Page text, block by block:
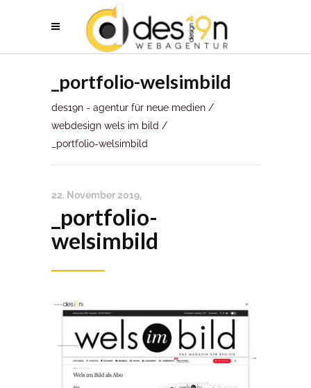
_portfolio-welsimbild
des19n - agentur für neue medien /
webdesign wels im bild /
_portfolio-welsimbild
22. November 2019
_portfolio-
welsimbild